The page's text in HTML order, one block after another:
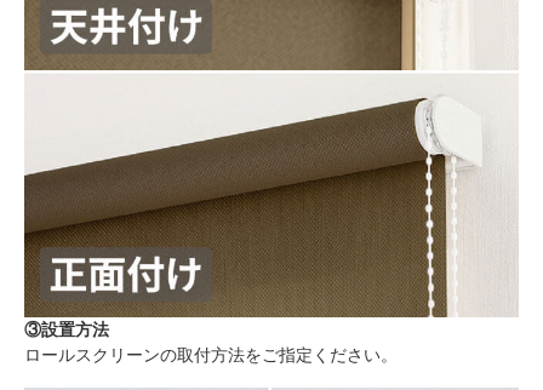
③設置方法
ロールスクリーンの取付方法をご指定ください。